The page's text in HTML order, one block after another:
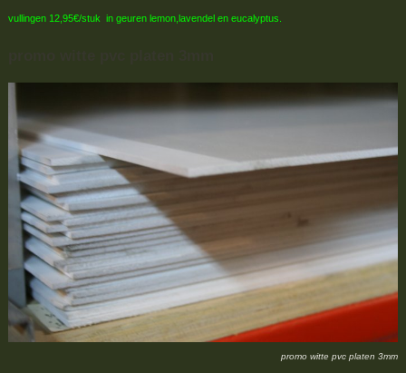
vullingen 12,95€/stuk in geuren lemon,lavendel en eucalyptus.
promo witte pvc platen 3mm